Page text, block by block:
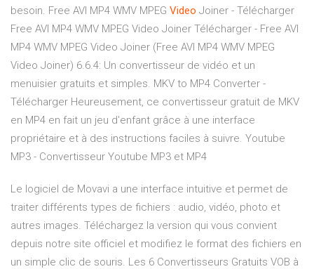
besoin. Free AVI MP4 WMV MPEG Video Joiner - Télécharger
Free AVI MP4 WMV MPEG Video Joiner Télécharger - Free AVI
MP4 WMV MPEG Video Joiner (Free AVI MP4 WMV MPEG
Video Joiner) 6.6.4: Un convertisseur de vidéo et un
menuisier gratuits et simples. MKV to MP4 Converter -
Télécharger Heureusement, ce convertisseur gratuit de MKV
en MP4 en fait un jeu d'enfant grâce à une interface
propriétaire et à des instructions faciles à suivre. Youtube
MP3 - Convertisseur Youtube MP3 et MP4
Le logiciel de Movavi a une interface intuitive et permet de
traiter différents types de fichiers : audio, vidéo, photo et
autres images. Téléchargez la version qui vous convient
depuis notre site officiel et modifiez le format des fichiers en
un simple clic de souris. Les 6 Convertisseurs Gratuits VOB à